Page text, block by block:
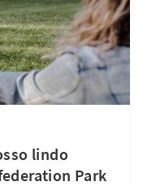
lindo
Park